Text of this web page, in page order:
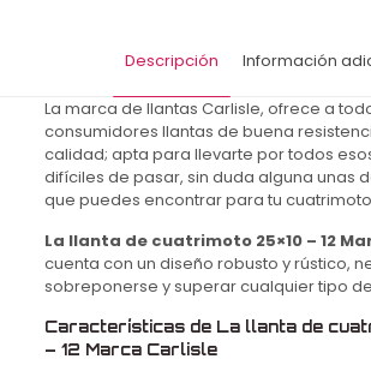
Descripción Información
La marca de llantas Carlisle, ofrece a
consumidores llantas de buena
calidad; apta para llevarte por todos
difíciles de pasar, sin duda alguna unas
que puedes encontrar para tu
La llanta de cuatrimoto 25×10 – 12
cuenta con un diseño robusto y rústico,
sobreponerse y superar cualquier tipo
Características de La llanta de
– 12 Marca Carlisle